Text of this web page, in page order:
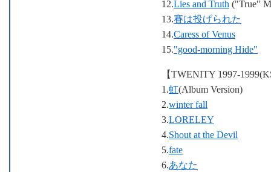
12.Lies and Truth ("True"
13.賽は投げられた
14.Caress of Venus
15."good-morning Hide"
【TWENITY 1997-
1.虹(Album Version)
2.winter fall
3.LORELEY
4.Shout at the Devil
5.fate
6.あなた